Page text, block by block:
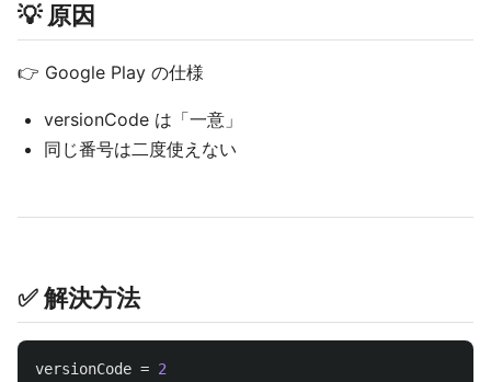
💡 原因
👉 Google Play の仕様
versionCode は「一意」
同じ番号は二度使えない
✅ 解決方法
versionCode = 2